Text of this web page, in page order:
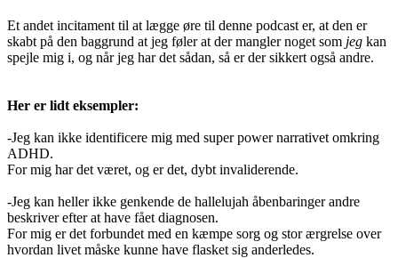
Et andet incitament til at lægge øre til denne podcast er, at den er
skabt på den baggrund at jeg føler at der mangler noget som jeg kan
spejle mig i, og når jeg har det sådan, så er der sikkert også andre.
Her er lidt eksempler:
-Jeg kan ikke identificere mig med super power narrativet omkring
ADHD.
For mig har det været, og er det, dybt invaliderende.
-Jeg kan heller ikke genkende de hallelujah åbenbaringer andre
beskriver efter at have fået diagnosen.
For mig er det forbundet med en kæmpe sorg og stor ærgrelse over
hvordan livet måske kunne have flasket sig anderledes.